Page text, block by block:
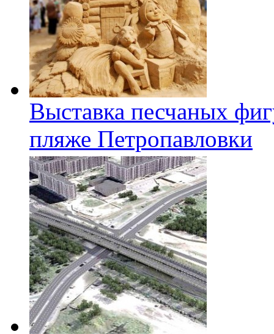
Выставка песчаных
пляже Петропавловки